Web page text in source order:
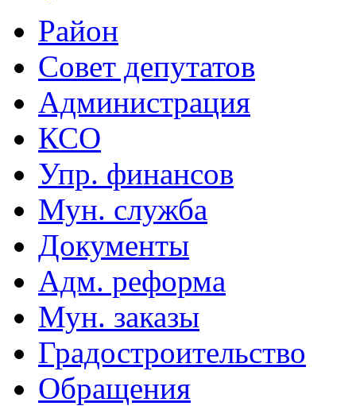
Район
Совет депутатов
Администрация
КСО
Упр. финансов
Мун. служба
Документы
Адм. реформа
Мун. заказы
Градостроительство
Обращения